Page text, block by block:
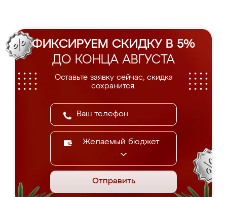
ФИКСИРУЕМ СКИДКУ В 5%
ДО КОНЦА АВГУСТА
Оставьте заявку сейчас, скидка
сохранится.
Желаемый бюджет
Отправить